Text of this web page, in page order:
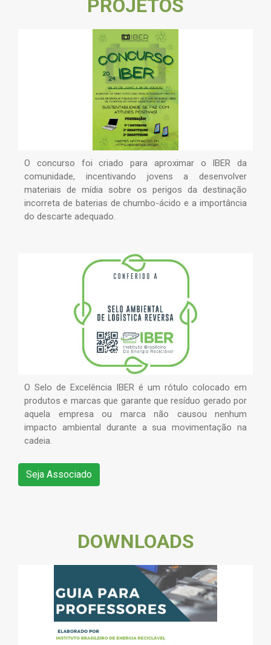
PROJETOS
O concurso foi criado para aproximar o IBER da
comunidade, incentivando jovens a desenvolver
materiais de mídia sobre os perigos da destinação
incorreta de baterias de chumbo-ácido e a importância
do descarte adequado.
O Selo de Excelência IBER é um rótulo colocado em
produtos e marcas que garante que resíduo gerado por
aquela empresa ou marca não causou nenhum
impacto ambiental durante a sua movimentação na
cadeia.
Seja Associado
DOWNLOADS